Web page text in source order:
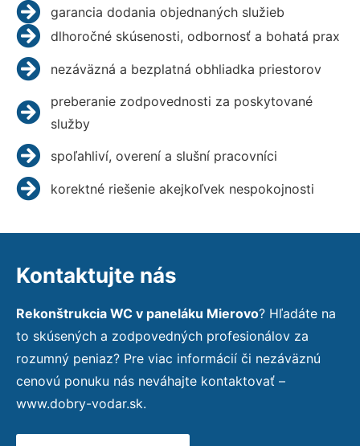
garancia dodania objednaných služieb
dlhoročné skúsenosti, odbornosť a bohatá prax
nezáväzná a bezplatná obhliadka priestorov
preberanie zodpovednosti za poskytované
služby
spoľahliví, overení a slušní pracovníci
korektné riešenie akejkoľvek nespokojnosti
Kontaktujte nás
Rekonštrukcia WC v paneláku Mierovo? Hľadáte na
to skúsených a zodpovedných profesionálov za
rozumný peniaz? Pre viac informácií či nezáväznú
cenovú ponuku nás neváhajte kontaktovať –
www.dobry-vodar.sk.